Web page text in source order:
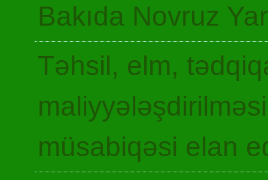
Bakıda Novruz
Təhsil, elm,
müsabiqəsi elan